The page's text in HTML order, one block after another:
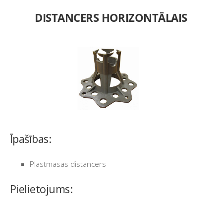
DISTANCERS HORIZONTĀLAIS
Īpašības:
Plastmasas distancers
Pielietojums: